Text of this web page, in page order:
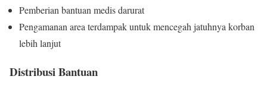
Pemberian bantuan medis darurat
Pengamanan area terdampak untuk mencegah jatuhnya korban
lebih lanjut
Distribusi Bantuan